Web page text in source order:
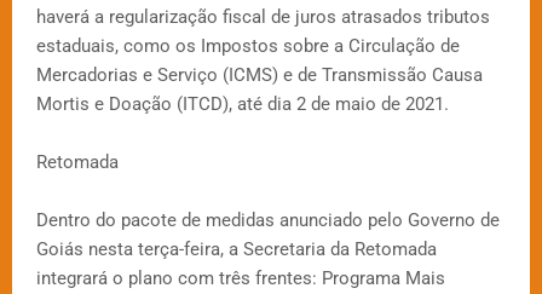
haverá a regularização fiscal de juros atrasados tributos
estaduais, como os Impostos sobre a Circulação de
Mercadorias e Serviço (ICMS) e de Transmissão Causa
Mortis e Doação (ITCD), até dia 2 de maio de 2021.
Retomada
Dentro do pacote de medidas anunciado pelo Governo de
Goiás nesta terça-feira, a Secretaria da Retomada
integrará o plano com três frentes: Programa Mais